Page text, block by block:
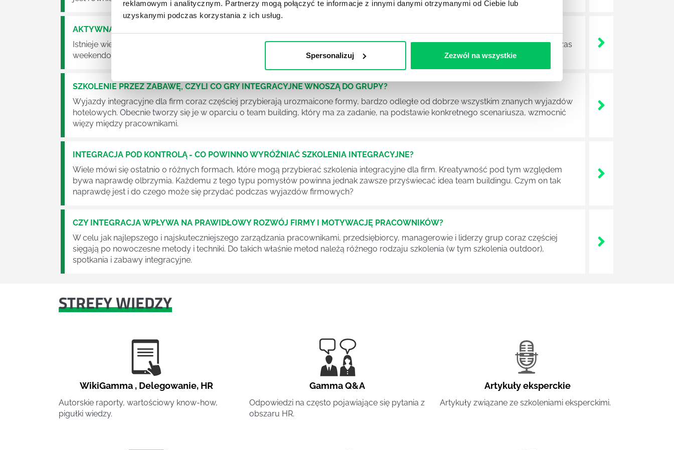
reklamowym i analitycznym. Partnerzy mogą połączyć te informacje z innymi danymi otrzymanymi od Ciebie lub
uzyskanymi podczas korzystania z ich usług.
Spersonalizuj Zezwól na wszystkie
AKTYWNA INTEGRACJA CZYLI KILKA SŁÓW O SZKOLENIACH OUTDOOROWYCH
Istnieje wiele sposobów na integrację w firmie i wcale nie musi ona sprowadzać się do wspólnego spędzania czasu przy stole, podczas
weekendowych wyjazdów do hotelu.
SZKOLENIE PRZEZ ZABAWĘ, CZYLI CO GRY INTEGRACYJNE WNOSZĄ DO GRUPY?
Wyjazdy integracyjne dla firm coraz częściej przybierają urozmaicone formy, bardzo odległe od dobrze wszystkim znanych wyjazdów
hotelowych. Obecnie tworzy się je w oparciu o team building, który ma za zadanie, na podstawie konkretnego scenariusza, wzmocnić
więzy między pracownikami.
INTEGRACJA POD KONTROLĄ - CO POWINNO WYRÓŻNIAĆ SZKOLENIA INTEGRACYJNE?
Wiele mówi się ostatnio o różnych formach, które mogą przybierać szkolenia integracyjne dla firm. Kreatywność pod tym względem
bywa naprawdę olbrzymia. Każdemu z tego typu pomysłów powinna jednak zawsze przyświecać idea team buildingu. Czym on tak
naprawdę jest i do czego może się przydać podczas wyjazdów firmowych?
CZY INTEGRACJA WPŁYWA NA PRAWIDŁOWY ROZWÓJ FIRMY I MOTYWACJĘ PRACOWNIKÓW?
W celu jak najlepszego i najskuteczniejszego zarządzania pracownikami, przedsiębiorcy, managerowie i liderzy grup coraz częściej
sięgają po nowoczesne metody i techniki. Do takich właśnie metod należą różnego rodzaju szkolenia (w tym szkolenia outdoor),
spotkania i zabawy integracyjne.
STREFY WIEDZY
WikiGamma , Delegowanie, HR
Autorskie raporty, wartościowy know-how,
pigułki wiedzy.
Gamma Q&A
Odpowiedzi na często pojawiające się pytania z
obszaru HR.
Artykuły eksperckie
Artykuły związane ze szkoleniami eksperckimi.